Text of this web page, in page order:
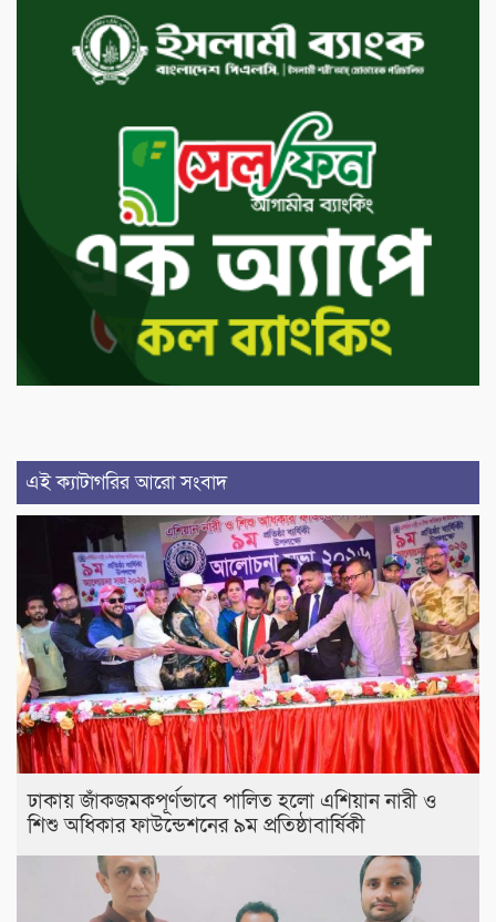
এই ক্যাটাগরির আরো সংবাদ
ঢাকায় জাঁকজমকপূর্ণভাবে পালিত হলো এশিয়ান নারী ও
শিশু অধিকার ফাউন্ডেশনের ৯ম প্রতিষ্ঠাবার্ষিকী